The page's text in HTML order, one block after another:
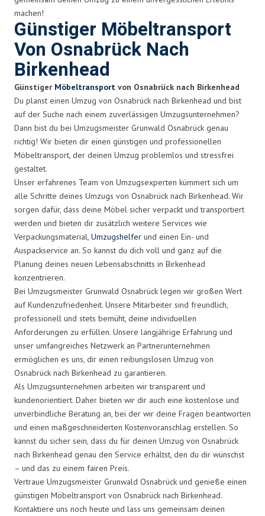
machen!
Günstiger Möbeltransport
Von Osnabrück Nach
Birkenhead
Günstiger Möbeltransport von Osnabrück nach Birkenhead
Du planst einen Umzug von Osnabrück nach Birkenhead und bist
auf der Suche nach einem zuverlässigen Umzugsunternehmen?
Dann bist du bei Umzugsmeister Grunwald Osnabrück genau
richtig! Wir bieten dir einen günstigen und professionellen
Möbeltransport, der deinen Umzug problemlos und stressfrei
gestaltet.
Unser erfahrenes Team von Umzugsexperten kümmert sich um
alle Schritte deines Umzugs von Osnabrück nach Birkenhead. Wir
sorgen dafür, dass deine Möbel sicher verpackt und transportiert
werden und bieten dir zusätzlich weitere Services wie
Verpackungsmaterial, Umzugshelfer und einen Ein- und
Auspackservice an. So kannst du dich voll und ganz auf die
Planung deines neuen Lebensabschnitts in Birkenhead
konzentrieren.
Bei Umzugsmeister Grunwald Osnabrück legen wir großen Wert
auf Kundenzufriedenheit. Unsere Mitarbeiter sind freundlich,
professionell und stets bemüht, deine individuellen
Anforderungen zu erfüllen. Unsere langjährige Erfahrung und
unser umfangreiches Netzwerk an Partnerunternehmen
ermöglichen es uns, dir einen reibungslosen Umzug von
Osnabrück nach Birkenhead zu garantieren.
Als Umzugsunternehmen arbeiten wir transparent und
kundenorientiert. Daher bieten wir dir auch eine kostenlose und
unverbindliche Beratung an, bei der wir deine Fragen beantworten
und einen maßgeschneiderten Kostenvoranschlag erstellen. So
kannst du sicher sein, dass du für deinen Umzug von Osnabrück
nach Birkenhead genau den Service erhältst, den du dir wünschst
– und das zu einem fairen Preis.
Vertraue Umzugsmeister Grunwald Osnabrück und genieße einen
günstigen Möbeltransport von Osnabrück nach Birkenhead.
Kontaktiere uns noch heute und lass uns gemeinsam deinen